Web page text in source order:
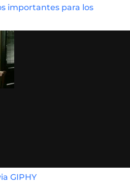
importantes para los
GIPHY